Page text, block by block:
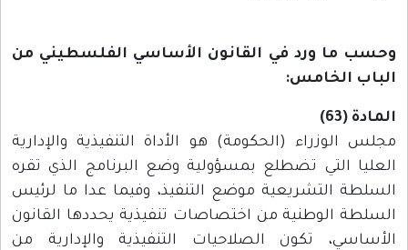
وحسب ما ورد في القانون الأساسي الفلسطيني من
الباب الخامس:
المادة (63)
مجلس الوزراء (الحكومة) هو الأداة التنفيذية والإدارية
العليا التي تضطلع بمسؤولية وضع البرنامج الذي تقره
السلطة التشريعية موضع التنفيذ، وفيما عدا ما لرئيس
السلطة الوطنية من اختصاصات تنفيذية يحددها القانون
الأساسي، تكون الصلاحيات التنفيذية والإدارية من